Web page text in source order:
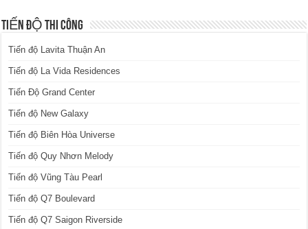
TIẾN ĐỘ THI CÔNG
Tiến độ Lavita Thuận An
Tiến độ La Vida Residences
Tiến Độ Grand Center
Tiến độ New Galaxy
Tiến độ Biên Hòa Universe
Tiến độ Quy Nhơn Melody
Tiến độ Vũng Tàu Pearl
Tiến độ Q7 Boulevard
Tiến độ Q7 Saigon Riverside